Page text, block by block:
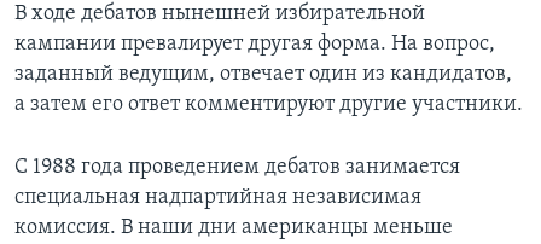
В ходе дебатов нынешней избирательной
кампании превалирует другая форма. На вопрос,
заданный ведущим, отвечает один из кандидатов,
а затем его ответ комментируют другие участники.
С 1988 года проведением дебатов занимается
специальная надпартийная независимая
комиссия. В наши дни американцы меньше